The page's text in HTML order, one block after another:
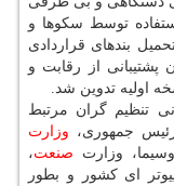
توسط سکوها و
بندهای قراردادی
پشتیبانی از رقابت و
اولیه تدوین شد.
تنظیم گران مرتبط
‏جمهوری، وزارت
وزارت صنعت،
­ای کشور و بطور